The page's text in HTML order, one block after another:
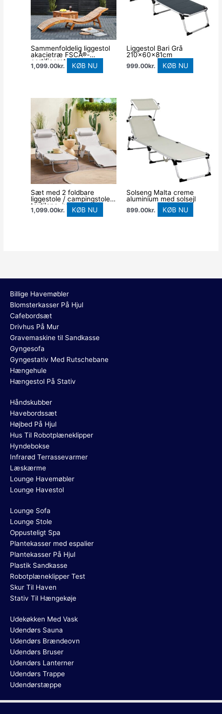
Sammenfoldelig liggestol
akacietræ FSCÂ®-
certificeret
1,099.00kr. KØB NU
Liggestol Bari Grå
210x60x81cm
999.00kr. KØB NU
Sæt med 2 foldbare
liggestole / campingstole i
textilene, justerbart
ryglæn, beige
1,099.00kr. KØB NU
Solseng Malta creme
aluminium med solsejl
899.00kr. KØB NU
Billige Havemøbler
Blomsterkasser På Hjul
Cafebordsæt
Drivhus På Mur
Gravemaskine til Sandkasse
Gyngesofa
Gyngestativ Med Rutschebane
Hængehule
Hængestol På Stativ
Håndskubber
Havebordssæt
Højbed På Hjul
Hus Til Robotplæneklipper
Hyndebokse
Infrarød Terrassevarmer
Læskærme
Lounge Havemøbler
Lounge Havestol
Lounge Sofa
Lounge Stole
Oppusteligt Spa
Plantekasser med espalier
Plantekasser På Hjul
Plastik Sandkasse
Robotplæneklipper Test
Skur Til Haven
Stativ Til Hængekøje
Udekøkken Med Vask
Udendørs Sauna
Udendørs Brændeovn
Udendørs Bruser
Udendørs Lanterner
Udendørs Trappe
Udendørstæppe